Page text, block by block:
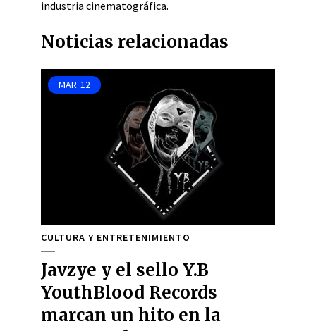
industria cinematográfica.
Noticias relacionadas
MAR 12
CULTURA Y ENTRETENIMIENTO
Javzye y el sello Y.B
YouthBlood Records
marcan un hito en la